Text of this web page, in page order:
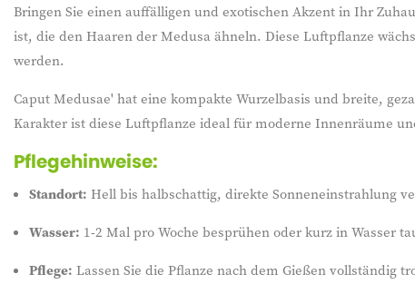
Bringen Sie einen auffälligen und exotischen Akzent in Ihr
ist, die den Haaren der Medusa ähneln. Diese Luftpflanze
werden.
Caput Medusae' hat eine kompakte Wurzelbasis und breite,
Karakter ist diese Luftpflanze ideal für moderne Innenräume
Pflegehinweise:
Standort: Hell bis halbschattig, direkte Sonneneinstrahlung
Wasser: 1-2 Mal pro Woche besprühen oder kurz in Wasser
Pflege: Lassen Sie die Pflanze nach dem Gießen vollständig